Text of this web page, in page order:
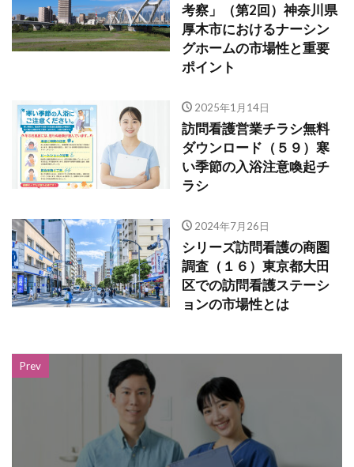
考察」（第2回）神奈川県
厚木市におけるナーシン
グホームの市場性と重要
ポイント
2025年1月14日
訪問看護営業チラシ無料
ダウンロード（５９）寒
い季節の入浴注意喚起チ
ラシ
2024年7月26日
シリーズ訪問看護の商圏
調査（１６）東京都大田
区での訪問看護ステーシ
ョンの市場性とは
Prev